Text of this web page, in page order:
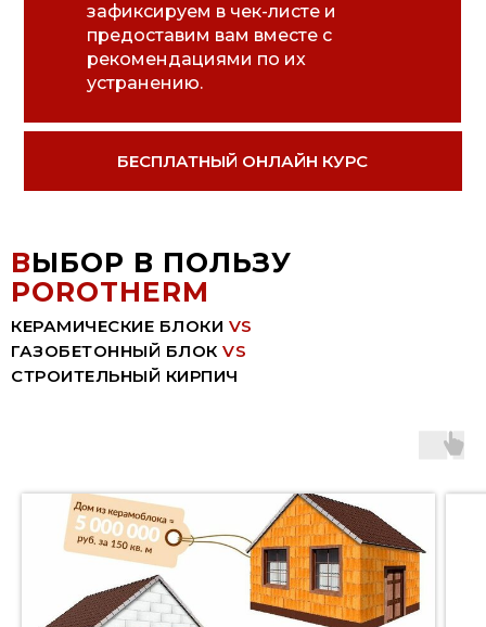
зафиксируем в чек-листе и
предоставим вам вместе с
рекомендациями по их
устранению.
БЕСПЛАТНЫЙ ОНЛАЙН КУРС
ВЫБОР В ПОЛЬЗУ
POROTHERM
КЕРАМИЧЕСКИЕ БЛОКИ VS
ГАЗОБЕТОННЫЙ БЛОК VS
СТРОИТЕЛЬНЫЙ КИРПИЧ